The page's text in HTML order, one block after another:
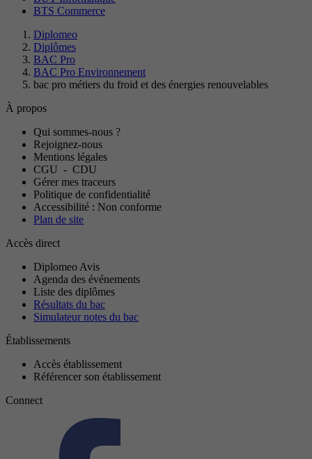
BTS Commerce
Diplomeo
Diplômes
BAC Pro
BAC Pro Environnement
bac pro métiers du froid et des énergies renouvelables
À propos
Qui sommes-nous ?
Rejoignez-nous
Mentions légales
CGU - CDU
Gérer mes traceurs
Politique de confidentialité
Accessibilité : Non conforme
Plan de site
Accès direct
Diplomeo Avis
Agenda des événements
Liste des diplômes
Résultats du bac
Simulateur notes du bac
Établissements
Accès établissement
Référencer son établissement
Connect